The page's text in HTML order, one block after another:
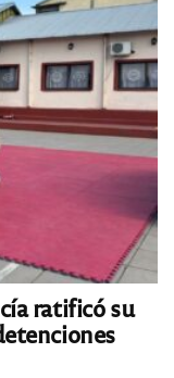
ratificó su